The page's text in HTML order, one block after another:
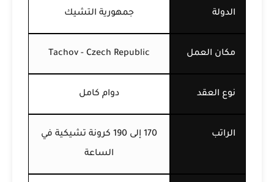
الدولة جمهورية التشيك
مكان العمل Tachov - Czech Republic
نوع العقد دوام كامل
الراتب
170 إلى 190 كرونة تشيكية في
الساعة